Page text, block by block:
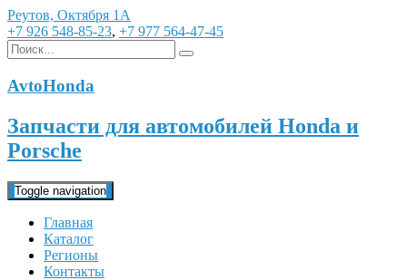
Реутов, Октября 1А
+7 926 548-85-23, +7 977 564-47-45
AvtoHonda
Запчасти для автомобилей Honda и
Porsche
Toggle navigation
Главная
Каталог
Регионы
Контакты